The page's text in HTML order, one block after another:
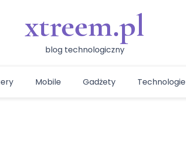
xtreem.pl
blog technologiczny
Mobile Gadżety Technologie